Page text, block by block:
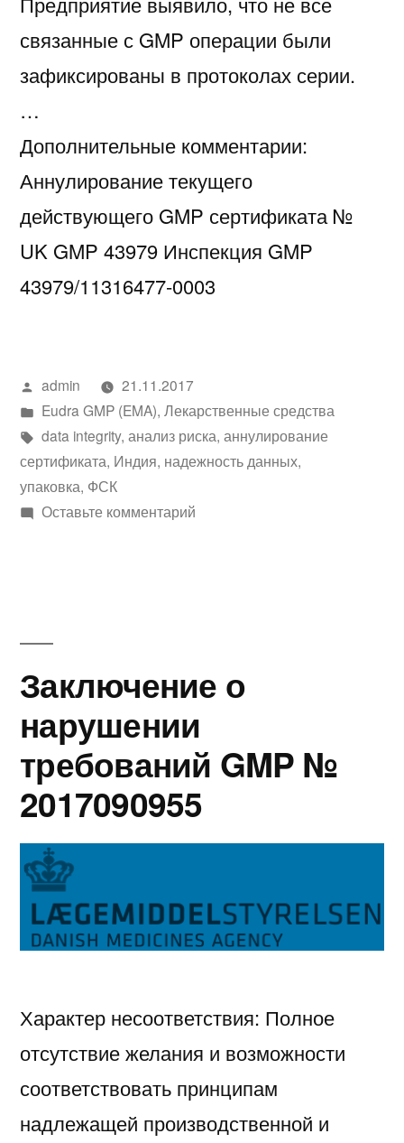
связанные с GMP операции были
зафиксированы в протоколах серии.
…
Дополнительные комментарии:
Аннулирование текущего
действующего GMP сертификата №
UK GMP 43979 Инспекция GMP
43979/11316477-0003
Написано
автором
admin
21.11.2017
Написано
в
Eudra GMP (EMA), Лекарственные средства
Метки:
data integrity, анализ риска, аннулирование
сертификата, Индия, надежность данных,
упаковка, ФСК
Оставьте комментарийк
UK
43979
Insp
43979/11316477-
0004
Заключение о
нарушении
требований GMP №
2017090955
Характер несоответствия: Полное
отсутствие желания и возможности
соответствовать принципам
надлежащей производственной и